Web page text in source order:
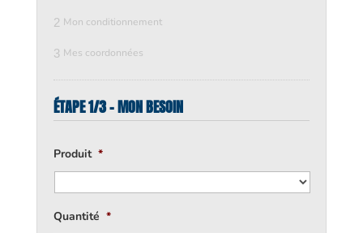
2 Mon conditionnement
3 Mes coordonnées
ÉTAPE 1/3 - MON BESOIN
Produit *
Quantité *